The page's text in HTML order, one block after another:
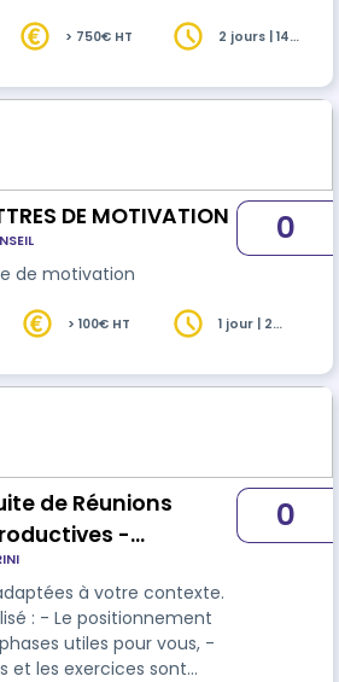
et sérénité. Des mises
solutions.
pratique et
> 750€ HT
2 jours | 14
DE MOTIVATION
de motivation
0
> 100€ HT
1 jour | 2
de Réunions
-
à votre contexte.
utiles pour vous, -
et les exercices sont
0